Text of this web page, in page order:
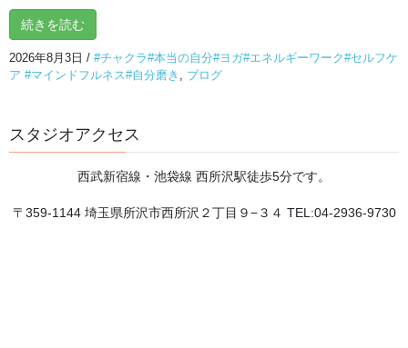
2026年8月5日
2026年8月4日
2026年8月3日
続きを読む
2026年8月3日 / #チャクラ#本当の自分#ヨガ#エネルギーワーク#セルフケ
ア #マインドフルネス#自分磨き
ブログ
スタジオアクセス
西武新宿線・池袋線 西所沢駅徒歩5分です。
〒359-1144 埼玉県所沢市西所沢２丁目９−３４ TEL:04-2936-9730